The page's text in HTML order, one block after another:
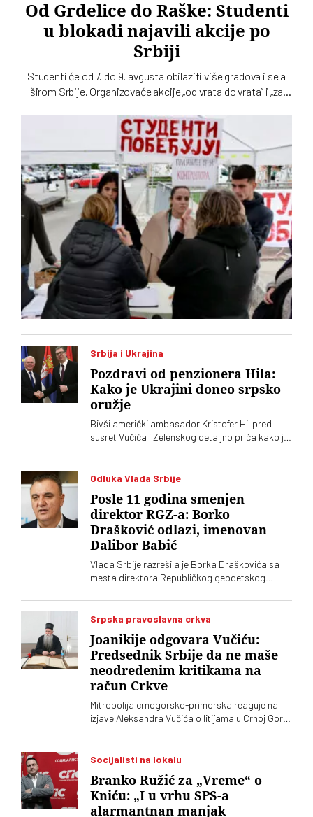
Od Grdelice do Raške: Studenti
u blokadi najavili akcije po
Srbiji
Studenti će od 7. do 9. avgusta obilaziti više gradova i sela
širom Srbije. Organizovaće akcije „od vrata do vrata” i „za
Srbija i Ukrajina
Pozdravi od penzionera Hila:
Kako je Ukrajini doneo srpsko
oružje
Bivši američki ambasador Kristofer Hil pred
susret Vučića i Zelenskog detaljno priča kako je
Navodno dve zemlje planiraju i zajedničku
fabriku dronova
Odluka Vlada Srbije
Posle 11 godina smenjen
direktor RGZ-a: Borko
Drašković odlazi, imenovan
Dalibor Babić
Vlada Srbije razrešila je Borka Draškovića sa
mesta direktora Republičkog geodetskog
vršioca dužnosti direktora imenovan je
geodetski inspektor Dalibor Babić
Srpska pravoslavna crkva
Joanikije odgovara Vučiću:
Predsednik Srbije da ne maše
neodređenim kritikama na
račun Crkve
Mitropolija crnogorsko-primorska reaguje na
izjave Aleksandra Vučića o litijama u Crnoj Gori
Socijalisti na lokalu
Branko Ružić za „Vreme“ o
Kniću: „I u vrhu SPS-a
alarmantnan manjak